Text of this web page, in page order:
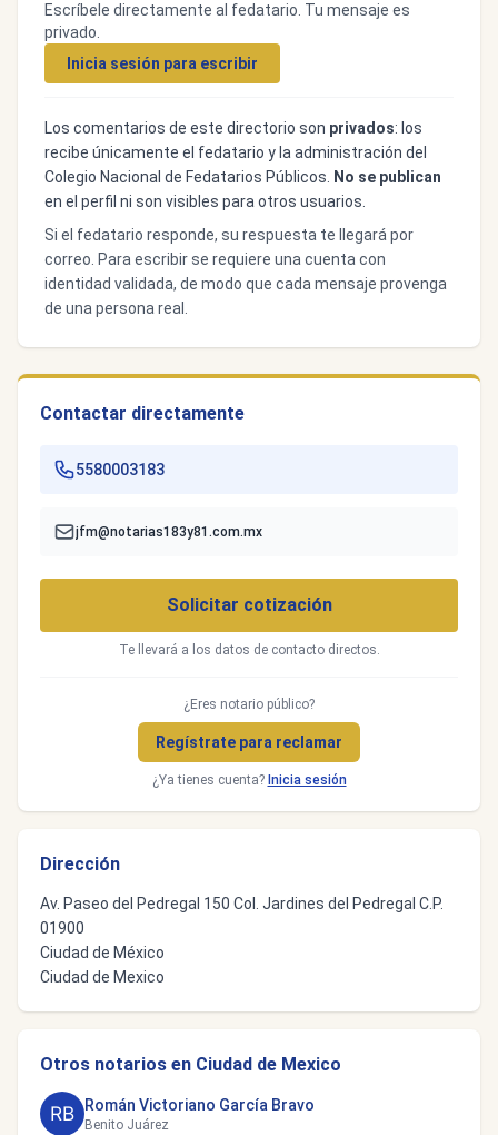
Escríbele directamente al fedatario. Tu mensaje es
privado.
Inicia sesión para escribir
Los comentarios de este directorio son privados: los
recibe únicamente el fedatario y la administración del
Colegio Nacional de Fedatarios Públicos.
No se publican
en el perfil ni son visibles para otros usuarios.
Si el fedatario responde, su respuesta te llegará por
correo. Para escribir se requiere una cuenta con
identidad validada, de modo que cada mensaje provenga
de una persona real.
Contactar directamente
5580003183
jfm@notarias183y81.com.mx
Solicitar cotización
Te llevará a los datos de contacto directos.
¿Eres notario público?
Regístrate para reclamar
¿Ya tienes cuenta? Inicia sesión
Dirección
Av. Paseo del Pedregal 150 Col. Jardines del Pedregal C.P.
01900
Ciudad de México
Ciudad de Mexico
Otros notarios en Ciudad de Mexico
Román Victoriano García Bravo
Benito Juárez